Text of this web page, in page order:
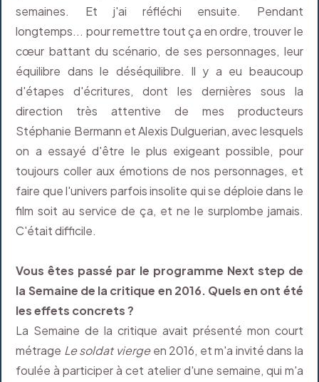
semaines. Et j'ai réfléchi ensuite. Pendant
longtemps... pour remettre tout ça en ordre, trouver le
cœur battant du scénario, de ses personnages, leur
équilibre dans le déséquilibre. Il y a eu beaucoup
d'étapes d'écritures, dont les dernières sous la
direction très attentive de mes producteurs
Stéphanie Bermann et Alexis Dulguerian, avec lesquels
on a essayé d'être le plus exigeant possible, pour
toujours coller aux émotions de nos personnages, et
faire que l'univers parfois insolite qui se déploie dans le
film soit au service de ça, et ne le surplombe jamais.
C'était difficile.
Vous êtes passé par le programme Next step de
la Semaine de la critique en 2016. Quels en ont été
les effets concrets ?
La Semaine de la critique avait présenté mon court
métrage Le soldat viergeen 2016, et m'a invité dans la
foulée à participer à cet atelier d'une semaine, qui m'a